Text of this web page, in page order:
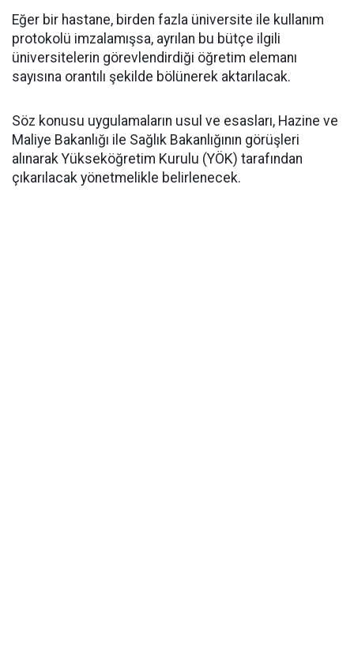
​Eğer bir hastane, birden fazla üniversite ile kullanım
protokolü imzalamışsa, ayrılan bu bütçe ilgili
üniversitelerin görevlendirdiği öğretim elemanı
sayısına orantılı şekilde bölünerek aktarılacak.
​Söz konusu uygulamaların usul ve esasları, Hazine ve
Maliye Bakanlığı ile Sağlık Bakanlığının görüşleri
alınarak Yükseköğretim Kurulu (YÖK) tarafından
çıkarılacak yönetmelikle belirlenecek.